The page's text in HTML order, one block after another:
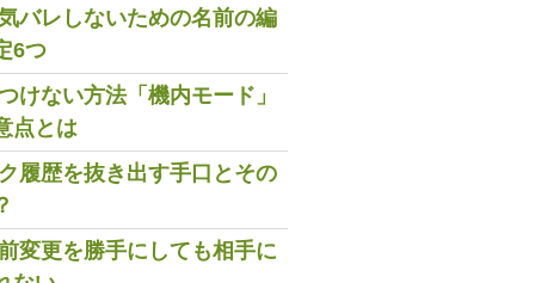
バレしないための名前の編
6つ
けない方法「機内モード」
点とは
履歴を抜き出す手口とその
変更を勝手にしても相手に